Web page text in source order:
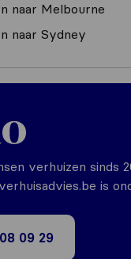
naar Melbourne
naar Sydney
verhuizen sinds
is
09 29